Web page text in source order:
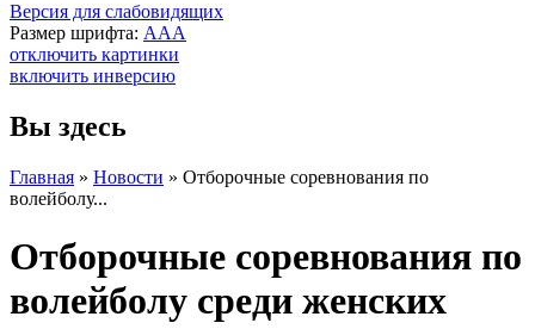
Версия для слабовидящих
Размер шрифта: AAA
отключить картинки
включить инверсию
Вы здесь
Главная » Новости » Отборочные соревнования по
волейболу...
Отборочные соревнования по
волейболу среди женских